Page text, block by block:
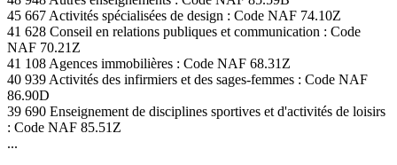
45 667 Activités spécialisées de design : Code NAF 74.10Z
41 628 Conseil en relations publiques et communication : Code
NAF 70.21Z
41 108 Agences immobilières : Code NAF 68.31Z
40 939 Activités des infirmiers et des sages-femmes : Code NAF
86.90D
39 690 Enseignement de disciplines sportives et d'activités de loisirs
: Code NAF 85.51Z
...